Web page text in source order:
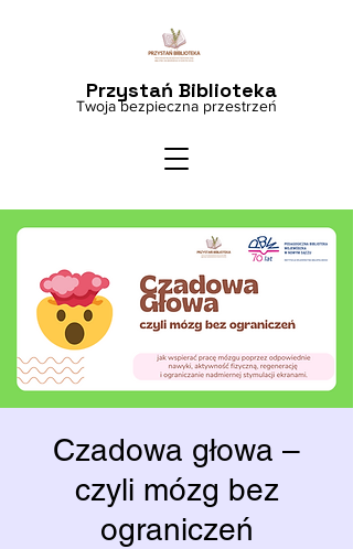
Twoja bezpieczna przestrzeń
Przystań Biblioteka
Czadowa głowa –
czyli mózg bez
ograniczeń